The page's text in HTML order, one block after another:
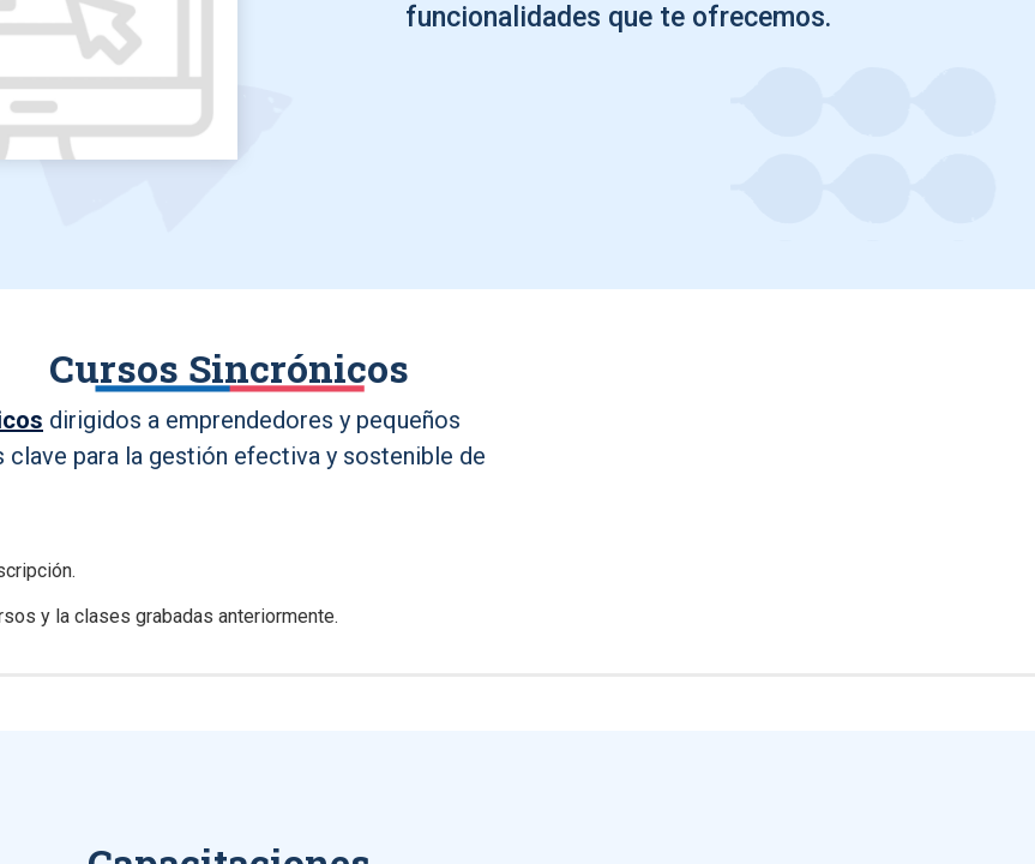
funcionalidades que te ofrecemos.
Cursos Sincrónicos
dirigidos a emprendedores y pequeños
para la gestión efectiva y sostenible de
y la clases grabadas anteriormente.